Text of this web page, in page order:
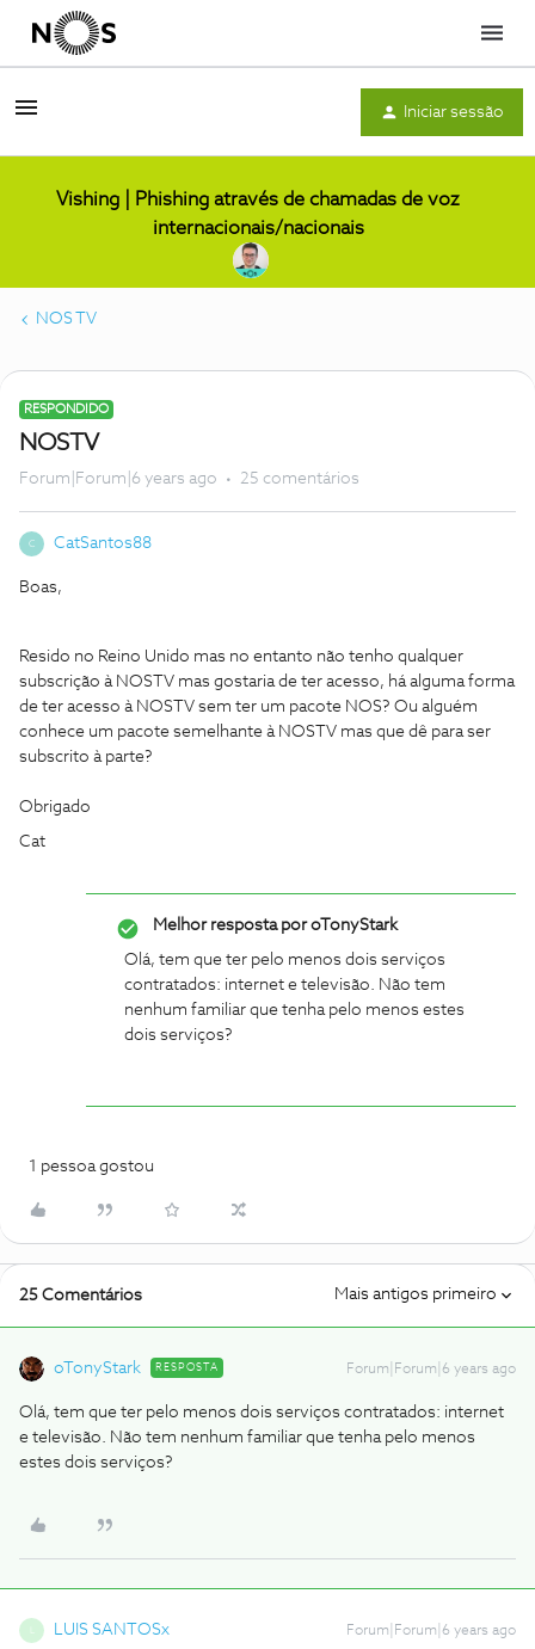
Menu
Iniciar sessão
Vishing | Phishing através de chamadas de voz
internacionais/nacionais
NOS TV
RESPONDIDO
NOSTV
Forum|Forum|6 years ago 25 comentários
C CatSantos88
Boas,
Resido no Reino Unido mas no entanto não tenho qualquer
subscrição à NOSTV mas gostaria de ter acesso, há alguma forma
de ter acesso à NOSTV sem ter um pacote NOS? Ou alguém
conhece um pacote semelhante à NOSTV mas que dê para ser
subscrito à parte?
Obrigado
Cat
Melhor resposta poroTonyStark
Olá, tem que ter pelo menos dois serviços
contratados: internet e televisão. Não tem
nenhum familiar que tenha pelo menos estes
dois serviços?
1 pessoa gostou
25 Comentários Mais antigos primeiro
oTonyStark RESPOSTA Forum|Forum|6 years ago
Olá, tem que ter pelo menos dois serviços contratados: internet
e televisão. Não tem nenhum familiar que tenha pelo menos
estes dois serviços?
LUIS SANTOSx Forum|Forum|6 years ago